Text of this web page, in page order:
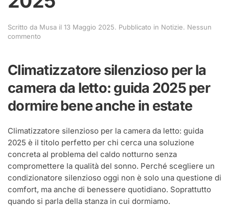
Scritto da Musa il 13 Maggio 2025. Pubblicato in Notizie. Nessun
commento
per
la
da
letto:
guida
Climatizzatore silenzioso per la
camera da letto: guida 2025 per
dormire bene anche in estate
Climatizzatore silenzioso per la camera da letto: guida
2025 è il titolo perfetto per chi cerca una soluzione
concreta al problema del caldo notturno senza
compromettere la qualità del sonno. Perché scegliere un
condizionatore silenzioso oggi non è solo una questione di
comfort, ma anche di benessere quotidiano. Soprattutto
quando si parla della stanza in cui dormiamo.